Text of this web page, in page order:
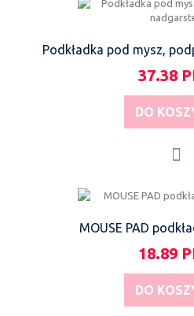
Podkładka pod mysz,
37.38
DO
MOUSE PAD
18.89
DO